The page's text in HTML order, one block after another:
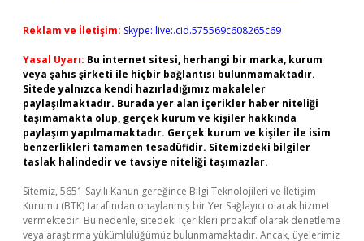
Reklam ve İletişim: Skype: live:.cid.575569c608265c69
Yasal Uyarı: Bu internet sitesi, herhangi bir marka, kurum
veya şahıs şirketi ile hiçbir bağlantısı bulunmamaktadır.
Sitede yalnızca kendi hazırladığımız makaleler
paylaşılmaktadır. Burada yer alan içerikler haber niteliği
taşımamakta olup, gerçek kurum ve kişiler hakkında
paylaşım yapılmamaktadır. Gerçek kurum ve kişiler ile isim
benzerlikleri tamamen tesadüfidir. Sitemizdeki bilgiler
taslak halindedir ve tavsiye niteliği taşımazlar.
Sitemiz, 5651 Sayılı Kanun gereğince Bilgi Teknolojileri ve İletişim
Kurumu (BTK) tarafından onaylanmış bir Yer Sağlayıcı olarak hizmet
vermektedir. Bu nedenle, sitedeki içerikleri proaktif olarak denetleme
veya araştırma yükümlülüğümüz bulunmamaktadır. Ancak, üyelerimiz